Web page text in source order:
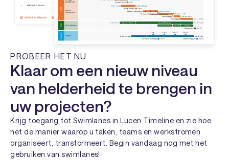
PROBEER HET NU
Klaar om een nieuw niveau
van helderheid te brengen in
uw projecten?
Krijg toegang tot Swimlanes in Lucen Timeline en zie hoe
het de manier waarop u taken, teams en werkstromen
organiseert, transformeert. Begin vandaag nog met het
gebruiken van swimlanes!